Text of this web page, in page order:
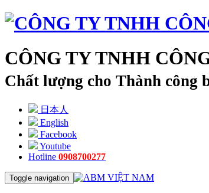
CÔNG TY TNHH
Chất lượng cho Thành công
日本人
English
Facebook
Youtube
Hotline 0908700277
Toggle navigation